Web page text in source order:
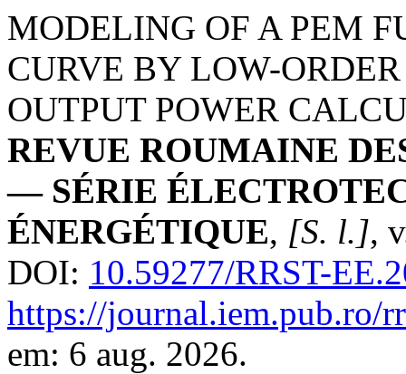
MODELING OF A PEM
CURVE BY LOW-
OUTPUT POWER
REVUE ROUMAINE
— SÉRIE
ÉNERGÉTIQUE, [S. l.],
DOI: 10.59277/RRST-
https://journal.iem.pub.ro/
em: 6 aug. 2026.